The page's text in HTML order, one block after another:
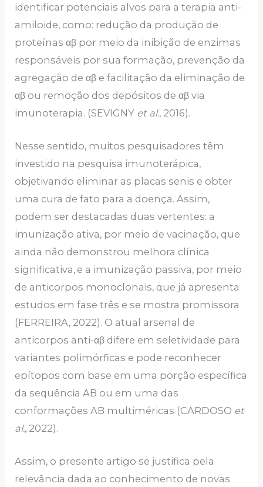
identificar potenciais alvos para a terapia anti-
amiloide, como: redução da produção de
proteínas αβ por meio da inibição de enzimas
responsáveis por sua formação, prevenção da
agregação de αβ e facilitação da eliminação de
αβ ou remoção dos depósitos de αβ via
imunoterapia. (SEVIGNY et al., 2016).
Nesse sentido, muitos pesquisadores têm
investido na pesquisa imunoterápica,
objetivando eliminar as placas senis e obter
uma cura de fato para a doença. Assim,
podem ser destacadas duas vertentes: a
imunização ativa, por meio de vacinação, que
ainda não demonstrou melhora clínica
significativa, e a imunização passiva, por meio
de anticorpos monoclonais, que já apresenta
estudos em fase três e se mostra promissora
(FERREIRA, 2022). O atual arsenal de
anticorpos anti-αβ difere em seletividade para
variantes polimórficas e pode reconhecer
epítopos com base em uma porção específica
da sequência AB ou em uma das
conformações AB multiméricas (CARDOSO et
al., 2022).
Assim, o presente artigo se justifica pela
relevância dada ao conhecimento de novas